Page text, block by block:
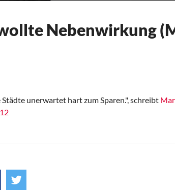
Nebenwirkung
unerwartet hart zum Sparen.", schreibt
Mosaiklinke